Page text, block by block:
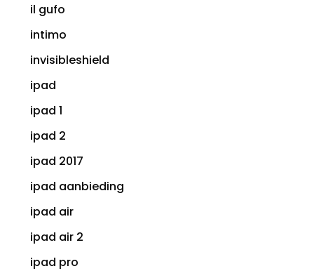
il gufo
intimo
invisibleshield
ipad
ipad 1
ipad 2
ipad 2017
ipad aanbieding
ipad air
ipad air 2
ipad pro